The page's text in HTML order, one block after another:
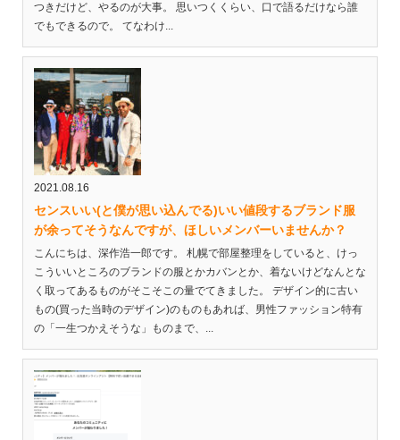
つきだけど、やるのが大事。 思いつくくらい、口で語るだけなら誰
でもできるので。 てなわけ...
2021.08.16
センスいい(と僕が思い込んでる)いい値段するブランド服
が余ってそうなんですが、ほしいメンバーいませんか？
こんにちは、深作浩一郎です。 札幌で部屋整理をしていると、けっ
こういいところのブランドの服とかカバンとか、着ないけどなんとな
く取ってあるものがそこそこの量でてきました。 デザイン的に古い
もの(買った当時のデザイン)のものもあれば、男性ファッション特有
の「一生つかえそうな」ものまで、...